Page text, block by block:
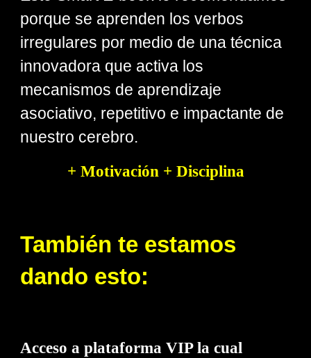
porque se aprenden los verbos
irregulares por medio de una técnica
innovadora que activa los
mecanismos de aprendizaje
asociativo, repetitivo e impactante de
nuestro cerebro.
+ Motivación + Disciplina
También te estamos
dando esto:
Acceso a plataforma VIP la cual